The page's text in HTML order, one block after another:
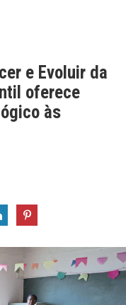
e Evoluir da
oferece
às